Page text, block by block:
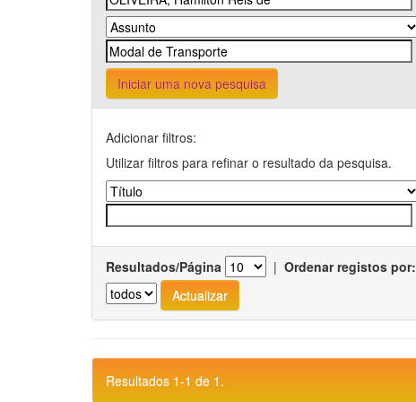
Iniciar uma nova pesquisa
Adicionar filtros:
Utilizar filtros para refinar o resultado da pesquisa.
Resultados/Página | Ordenar registos por:
Resultados 1-1 de 1.